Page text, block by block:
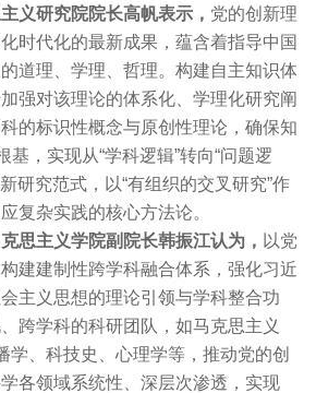
义研究院院长高帆表示， 党的创新理
时代化的最新成果，蕴含着指导中国
道理、学理、哲理。构建自主知识体
强对该理论的体系化、学理化研究阐
的标识性概念与原创性理论，确保知
基，实现从“学科逻辑”转向“问题逻
研究范式，以“有组织的交叉研究”作
复杂实践的核心方法论。
思主义学院副院长韩振江认为， 以党
建建制性跨学科融合体系，强化习近
主义思想的理论引领与学科整合功
跨学科的科研团队，如马克思主义
学、科技史、心理学等，推动党的创
各领域系统性、深层次渗透，实现